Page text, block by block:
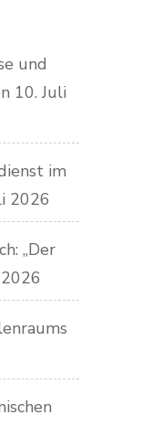
und
10. Juli
im
2026
„Der